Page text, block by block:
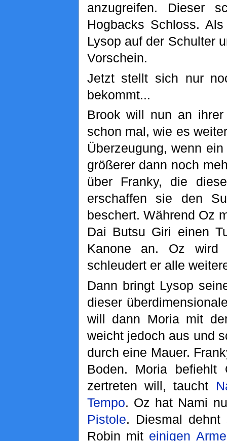
anzugreifen. Dieser
Hogbacks Schloss.
Lysop auf der Schulter
Vorschein.
Jetzt stellt sich nur
bekommt...
Brook will nun an
schon mal, wie es
Überzeugung, wenn
größerer dann noch
über Franky, die
erschaffen sie den
beschert. Während Oz
Dai Butsu Giri einen
Kanone an. Oz wird
schleudert er alle
Dann bringt Lysop
dieser
will dann Moria mit
weicht jedoch aus und
durch eine Mauer.
Boden. Moria
zertreten will, taucht
Tempo. Oz hat Nami
Pistole. Diesmal
Robin mit einigen